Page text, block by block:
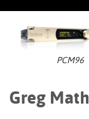
תמיכה
PCM96
Greg